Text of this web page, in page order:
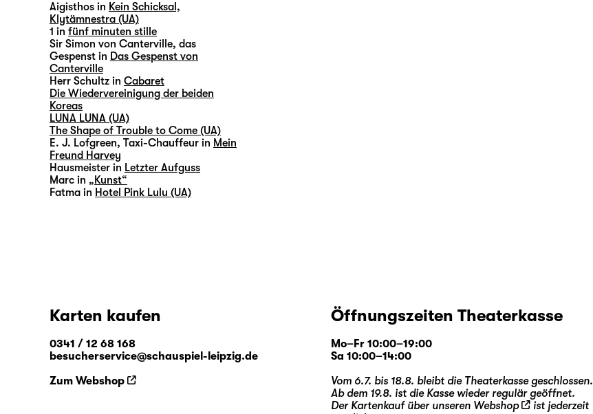
Aigisthos in Kein Schicksal,
Klytämnestra (UA)
1 in fünf minuten stille
Sir Simon von Canterville, das
Gespenst in Das Gespenst von
Canterville
Herr Schultz in Cabaret
Die Wiedervereinigung der beiden
Koreas
LUNA LUNA (UA)
The Shape of Trouble to Come (UA)
E. J. Lofgreen, Taxi-Chauffeur in Mein
Freund Harvey
Hausmeister in Letzter Aufguss
Marc in „Kunst“
Fatma in Hotel Pink Lulu (UA)
Karten kaufen
0341 / 12 68 168
besucherservice@schauspiel-leipzig.de
Zum Webshop
Öffnungszeiten Theaterkasse
Mo–Fr 10:00–19:00
Sa 10:00–14:00
Vom 6.7. bis 18.8. bleibt die Theaterkasse geschlossen.
Ab dem 19.8. ist die Kasse wieder regulär geöffnet.
Der Kartenkauf über unseren Webshop
ist jederzeit